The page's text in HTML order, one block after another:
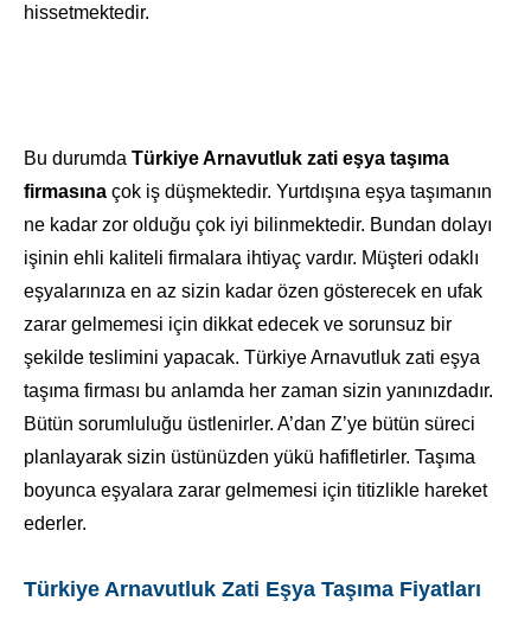
hissetmektedir.
Bu durumda Türkiye Arnavutluk zati eşya taşıma
firmasına çok iş düşmektedir. Yurtdışına eşya taşımanın
ne kadar zor olduğu çok iyi bilinmektedir. Bundan dolayı
işinin ehli kaliteli firmalara ihtiyaç vardır. Müşteri odaklı
eşyalarınıza en az sizin kadar özen gösterecek en ufak
zarar gelmemesi için dikkat edecek ve sorunsuz bir
şekilde teslimini yapacak. Türkiye Arnavutluk zati eşya
taşıma firması bu anlamda her zaman sizin yanınızdadır.
Bütün sorumluluğu üstlenirler. A’dan Z’ye bütün süreci
planlayarak sizin üstünüzden yükü hafifletirler. Taşıma
boyunca eşyalara zarar gelmemesi için titizlikle hareket
ederler.
Türkiye Arnavutluk Zati Eşya Taşıma Fiyatları